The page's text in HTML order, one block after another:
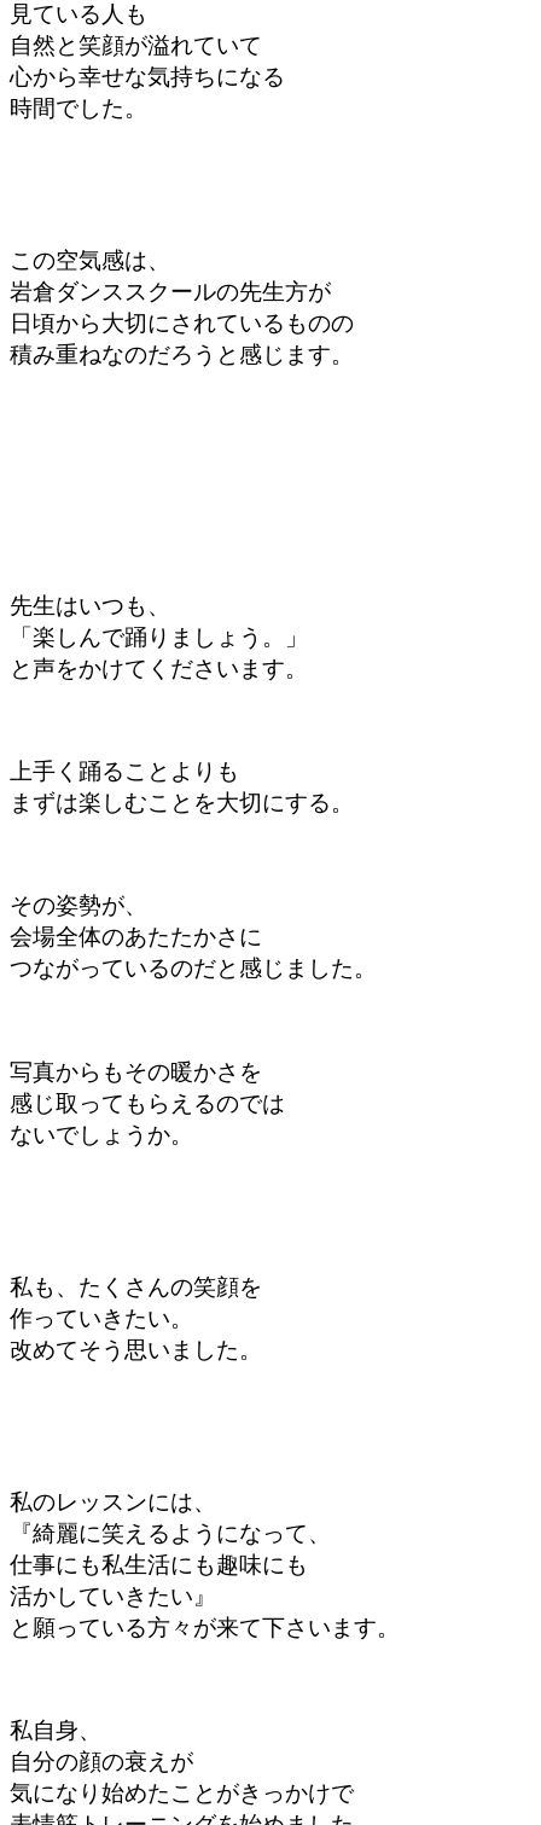
見ている人も
自然と笑顔が溢れていて
心から幸せな気持ちになる
時間でした。
この空気感は、
岩倉ダンススクールの先生方が
日頃から大切にされているものの
積み重ねなのだろうと 感じます。
先生はいつも、
「楽しんで踊りましょう。」
と声をかけてくださいます。
上手く踊ることよりも
まずは楽しむことを大切にする。
その姿勢が、
会場全体のあたたかさに
つながっているのだと感じました。
写真からもその暖かさを
感じ取ってもらえるのでは
ないでしょうか。
私も、 たくさんの笑顔を
作っていきたい。
改めてそう思いました。
私のレッスンには、
『綺麗に笑えるようになって、
仕事にも私生活にも趣味にも
活かしていきたい』
と願っている方々が来て下さいます。
私自身、
自分の顔の衰えが
気になり始めたことがきっかけで